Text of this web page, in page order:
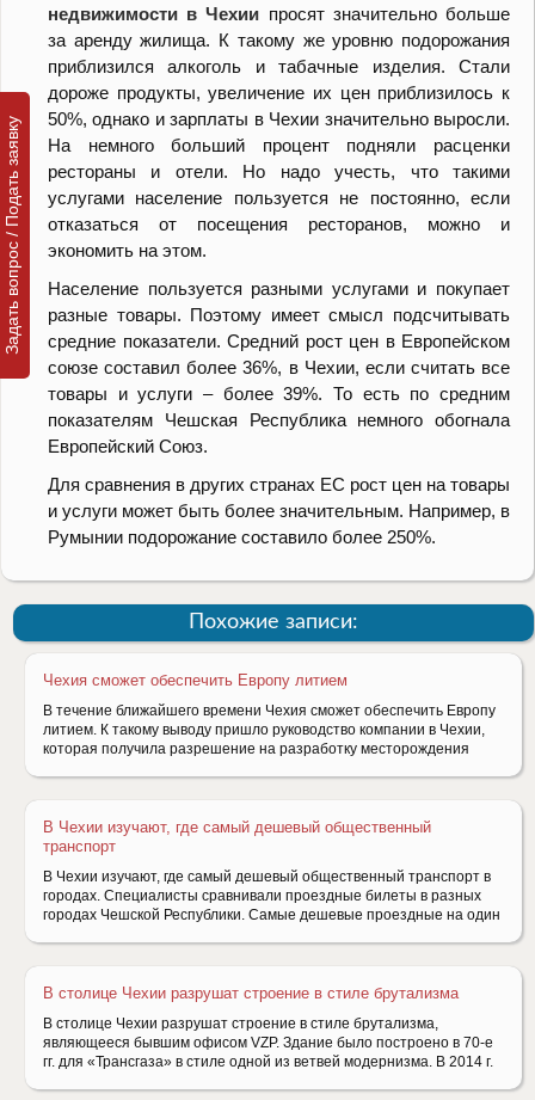
недвижимости в Чехии просят значительно больше
за аренду жилища. К такому же уровню подорожания
приблизился алкоголь и табачные изделия. Стали
дороже продукты, увеличение их цен приблизилось к
50%, однако и зарплаты в Чехии значительно выросли.
На немного больший процент подняли расценки
рестораны и отели. Но надо учесть, что такими
услугами население пользуется не постоянно, если
отказаться от посещения ресторанов, можно и
экономить на этом.
Население пользуется разными услугами и покупает
разные товары. Поэтому имеет смысл подсчитывать
средние показатели. Средний рост цен в Европейском
союзе составил более 36%, в Чехии, если считать все
товары и услуги – более 39%. То есть по средним
показателям Чешская Республика немного обогнала
Европейский Союз.
Для сравнения в других странах ЕС рост цен на товары
и услуги может быть более значительным. Например, в
Румынии подорожание составило более 250%.
Похожие записи:
Чехия сможет обеспечить Европу литием
В течение ближайшего времени Чехия сможет обеспечить Европу
литием. К такому выводу пришло руководство компании в Чехии,
которая получила разрешение на разработку месторождения
В Чехии изучают, где самый дешевый общественный
транспорт
В Чехии изучают, где самый дешевый общественный транспорт в
городах. Специалисты сравнивали проездные билеты в разных
городах Чешской Республики. Самые дешевые проездные на один
В столице Чехии разрушат строение в стиле брутализма
В столице Чехии разрушат строение в стиле брутализма,
являющееся бывшим офисом VZP. Здание было построено в 70-е
гг. для «Трансгаза» в стиле одной из ветвей модернизма. В 2014 г.
Задать вопрос / Подать заявку